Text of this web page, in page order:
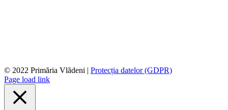
© 2022 Primăria Vlădeni | Protecția datelor (GDPR)
Page load link